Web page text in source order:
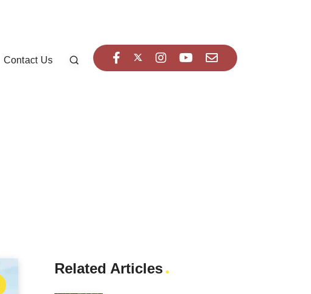
Contact Us
Related Articles